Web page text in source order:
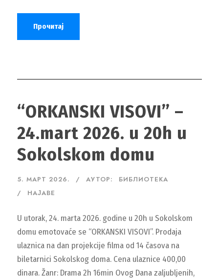
Прочитај
“ORKANSKI VISOVI” –
24.mart 2026. u 20h u
Sokolskom domu
5. МАРТ 2026. АУТОР:
БИБЛИОТЕКА
НАЈАВЕ
U utorak, 24. marta 2026. godine u 20h u Sokolskom
domu emotovaće se “ORKANSKI VISOVI”. Prodaja
ulaznica na dan projekcije filma od 14 časova na
biletarnici Sokolskog doma. Cena ulaznice 400,00
dinara. Žanr: Drama 2h 16min Ovog Dana zaljubljenih,